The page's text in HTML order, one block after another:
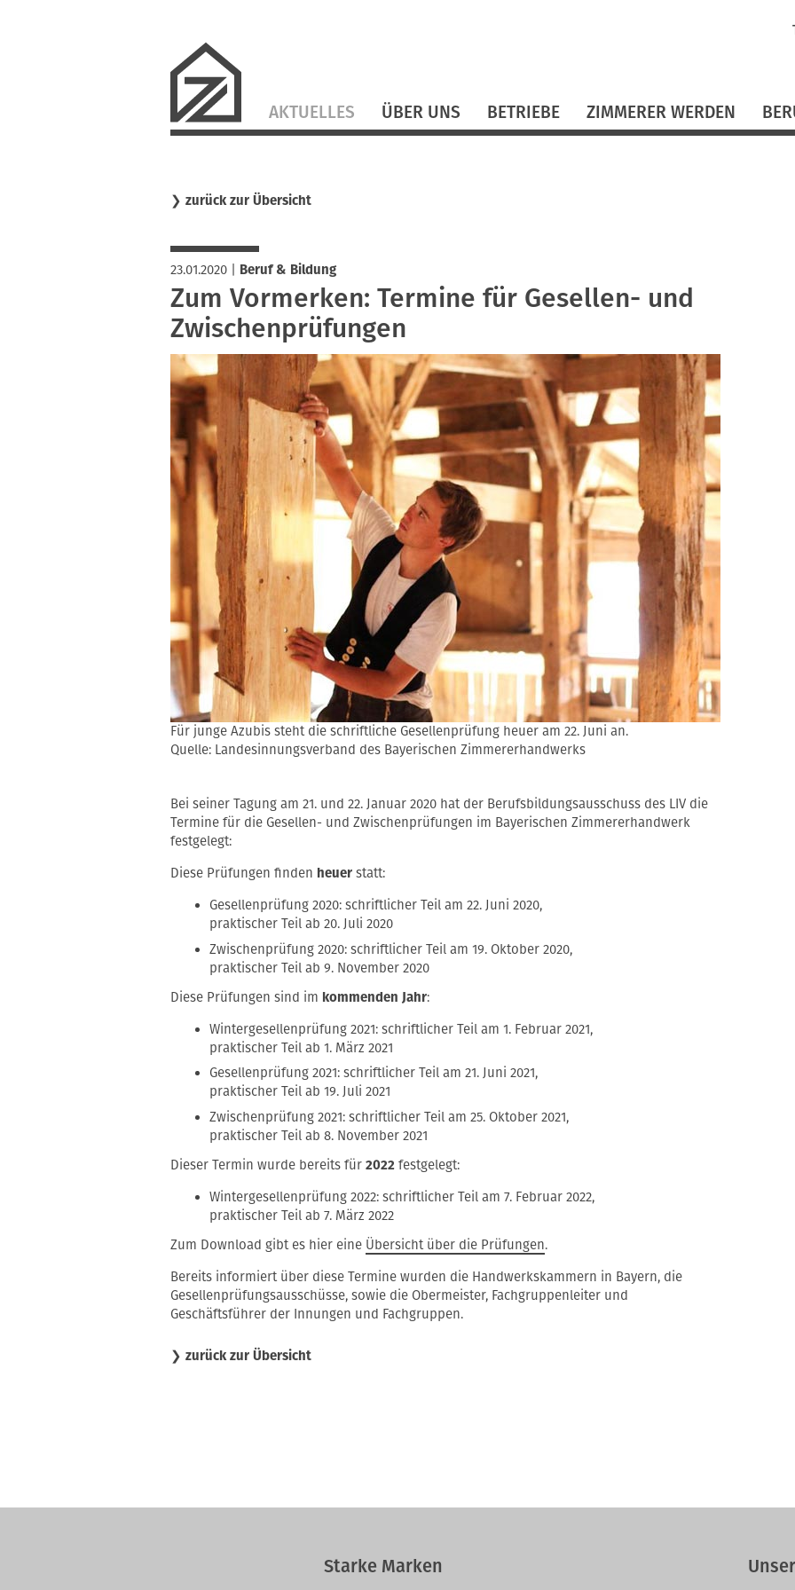
überspringen
AKTUELLES ÜBER UNS BETRIEBE ZIMMERER WERDEN
❯ zurück zur Übersicht
23.01.2020| Beruf & Bildung
Zum Vormerken: Termine für Gesellen- und
Zwischenprüfungen
Für junge Azubis steht die schriftliche Gesellenprüfung heuer am 22. Juni an.
Quelle: Landesinnungsverband des Bayerischen Zimmererhandwerks
Bei seiner Tagung am 21. und 22. Januar 2020 hat der Berufsbildungsausschuss des LIV die
Termine für die Gesellen- und Zwischenprüfungen im Bayerischen Zimmererhandwerk
festgelegt:
Diese Prüfungen finden heuerstatt:
Gesellenprüfung 2020: schriftlicher Teil am 22. Juni 2020,
praktischer Teil ab 20. Juli 2020
Zwischenprüfung 2020: schriftlicher Teil am 19. Oktober 2020,
praktischer Teil ab 9. November 2020
Diese Prüfungen sind im kommenden Jahr:
Wintergesellenprüfung 2021: schriftlicher Teil am 1. Februar 2021,
praktischer Teil ab 1. März 2021
Gesellenprüfung 2021: schriftlicher Teil am 21. Juni 2021,
praktischer Teil ab 19. Juli 2021
Zwischenprüfung 2021: schriftlicher Teil am 25. Oktober 2021,
praktischer Teil ab 8. November 2021
Dieser Termin wurde bereits für 2022festgelegt:
Wintergesellenprüfung 2022: schriftlicher Teil am 7. Februar 2022,
praktischer Teil ab 7. März 2022
Zum Download gibt es hier eine Übersicht über die Prüfungen.
Bereits informiert über diese Termine wurden die Handwerkskammern in Bayern, die
Gesellenprüfungsausschüsse, sowie die Obermeister, Fachgruppenleiter und
Geschäftsführer der Innungen und Fachgruppen.
❯ zurück zur Übersicht
Starke Marken